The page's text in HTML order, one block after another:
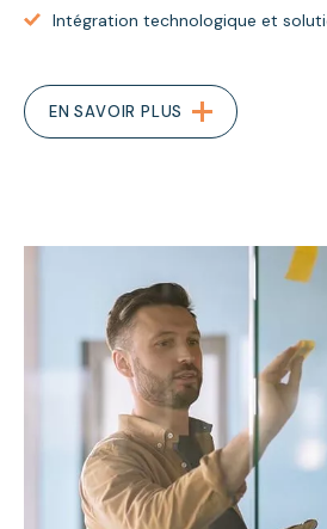
Intégration technologique et
EN SAVOIR PLUS